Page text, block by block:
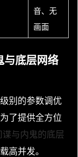
音、无
画面
与底层网络
别的参数调优
了提供全方位
谍与内鬼的底层
高并发。